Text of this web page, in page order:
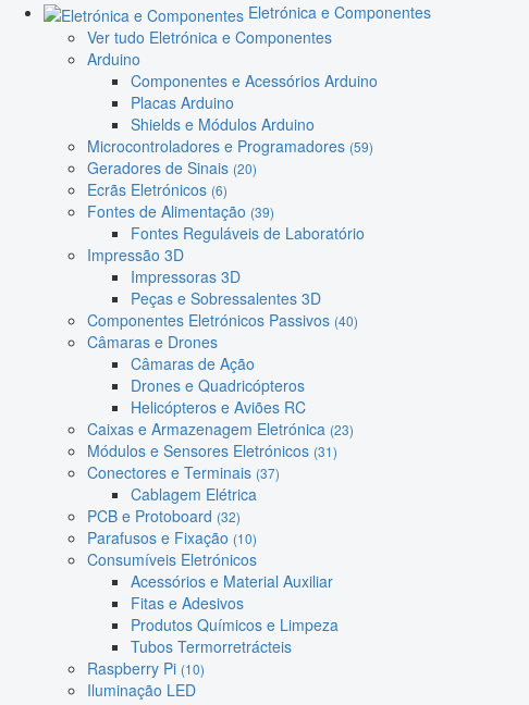
Eletrónica e Componentes
Ver tudo Eletrónica e Componentes
Arduino
Componentes e Acessórios Arduino
Placas Arduino
Shields e Módulos Arduino
Microcontroladores e Programadores (59)
Geradores de Sinais (20)
Ecrãs Eletrónicos (6)
Fontes de Alimentação (39)
Fontes Reguláveis de Laboratório
Impressão 3D
Impressoras 3D
Peças e Sobressalentes 3D
Componentes Eletrónicos Passivos (40)
Câmaras e Drones
Câmaras de Ação
Drones e Quadricópteros
Helicópteros e Aviões RC
Caixas e Armazenagem Eletrónica (23)
Módulos e Sensores Eletrónicos (31)
Conectores e Terminais (37)
Cablagem Elétrica
PCB e Protoboard (32)
Parafusos e Fixação (10)
Consumíveis Eletrónicos
Acessórios e Material Auxiliar
Fitas e Adesivos
Produtos Químicos e Limpeza
Tubos Termorretrácteis
Raspberry Pi (10)
Iluminação LED